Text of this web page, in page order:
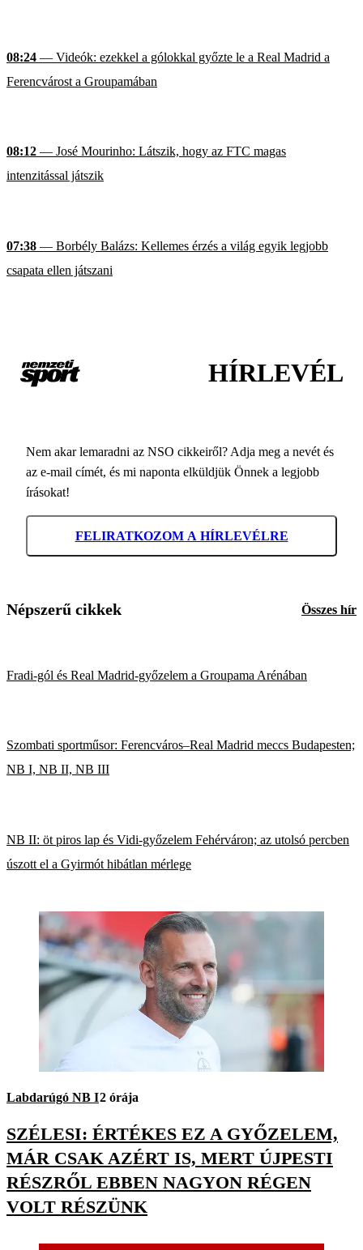
08:24 — Videók: ezekkel a gólokkal győzte le a Real Madrid a
Ferencvárost a Groupamában
08:12 — José Mourinho: Látszik, hogy az FTC magas
intenzitással játszik
07:38 — Borbély Balázs: Kellemes érzés a világ egyik legjobb
csapata ellen játszani
HÍRLEVÉL
Nem akar lemaradni az NSO cikkeiről? Adja meg a nevét és
az e-mail címét, és mi naponta elküldjük Önnek a legjobb
írásokat!
FELIRATKOZOM A HÍRLEVÉLRE
Népszerű cikkek Összes hír
Fradi-gól és Real Madrid-győzelem a Groupama Arénában
Szombati sportműsor: Ferencváros–Real Madrid meccs Budapesten;
NB I, NB II, NB III
NB II: öt piros lap és Vidi-győzelem Fehérváron; az utolsó percben
úszott el a Gyirmót hibátlan mérlege
Labdarúgó NB I2 órája
SZÉLESI: ÉRTÉKES EZ A GYŐZELEM,
MÁR CSAK AZÉRT IS, MERT ÚJPESTI
RÉSZRŐL EBBEN NAGYON RÉGEN
VOLT RÉSZÜNK